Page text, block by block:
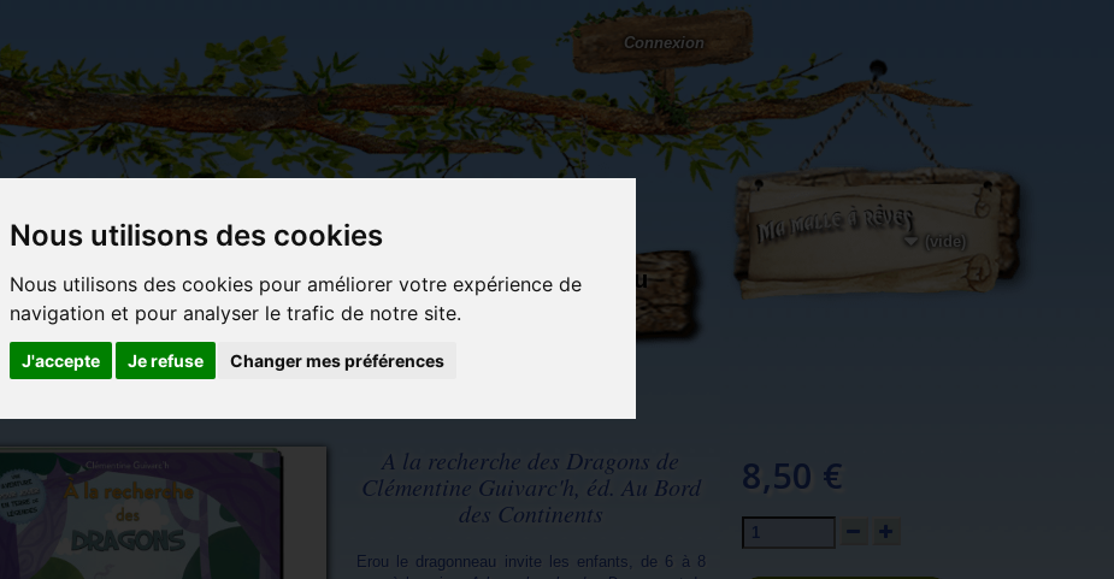
Nous utilisons des cookies
Nous utilisons des cookies pour améliorer votre expérience de
navigation et pour analyser le trafic de notre site.
J'accepte Je refuse Changer mes préférences
Connexion
(vide)
Carterie
papeterie
originale
Activités
manuelles,
détente et
Objets déco et
cadeaux
originaux
Du côté du
blog...
Au Bord des Continents
A la recherche des Dragons de
Clémentine Guivarc'h, éd. Au Bord
des Continents
Erou le dragonneau invite les enfants, de 6 à 8
8,50 €